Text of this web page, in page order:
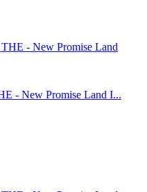
- New Promise Land I...